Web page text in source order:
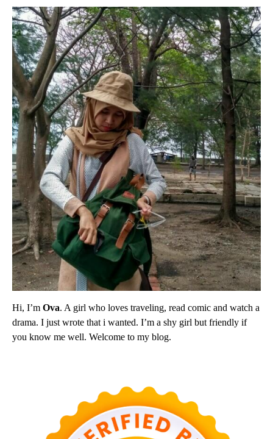
Hi, I’m Ova. A girl who loves traveling, read comic and watch a
drama. I just wrote that i wanted. I’m a shy girl but friendly if
you know me well. Welcome to my blog.